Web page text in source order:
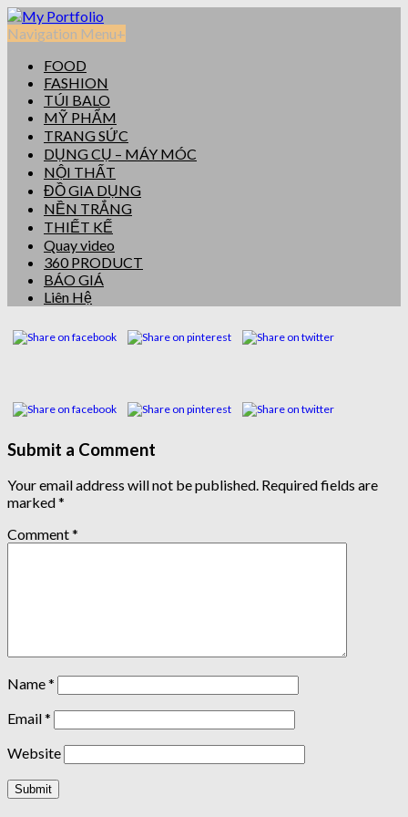
Navigation Menu+
FOOD
FASHION
TÚI BALO
MỸ PHẨM
TRANG SỨC
DỤNG CỤ – MÁY MÓC
NỘI THẤT
ĐỒ GIA DỤNG
NỀN TRẮNG
THIẾT KẾ
Quay video
360 PRODUCT
BÁO GIÁ
Liên Hệ
Submit a Comment
Your email address will not be published. Required fields are
marked*
Comment*
Name*
Email*
Website